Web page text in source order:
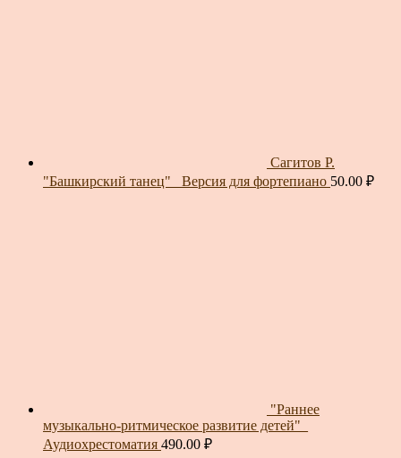
Сагитов Р.
"Башкирский танец"_ Версия для фортепиано 50.00 ₽
"Раннее
музыкально-ритмическое развитие детей"_
Аудиохрестоматия 490.00 ₽